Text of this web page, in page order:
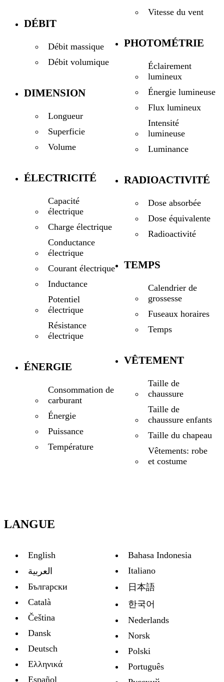
DÉBIT
Débit massique
Débit volumique
DIMENSION
Longueur
Superficie
Volume
ÉLECTRICITÉ
Capacité
électrique
Charge électrique
Conductance
électrique
Courant électrique
Inductance
Potentiel
électrique
Résistance
électrique
ÉNERGIE
Consommation de
carburant
Énergie
Puissance
Température
Vitesse du vent
PHOTOMÉTRIE
Éclairement
lumineux
Énergie lumineuse
Flux lumineux
Intensité
lumineuse
Luminance
RADIOACTIVITÉ
Dose absorbée
Dose équivalente
Radioactivité
TEMPS
Calendrier de
grossesse
Fuseaux horaires
Temps
VÊTEMENT
Taille de
chaussure
Taille de
chaussure enfants
Taille du chapeau
Vêtements: robe
et costume
LANGUE
English
العربية
Български
Català
Čeština
Dansk
Deutsch
Ελληνικά
Español
Bahasa Indonesia
Italiano
日本語
한국어
Nederlands
Norsk
Polski
Português